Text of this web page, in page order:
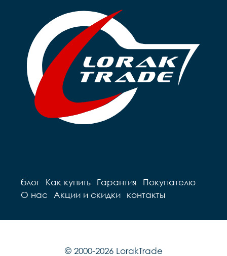
блог Как купить Гарантия
Покупателю
О нас
Акции и скидки контакты
© 2000-2026 LorakTrade